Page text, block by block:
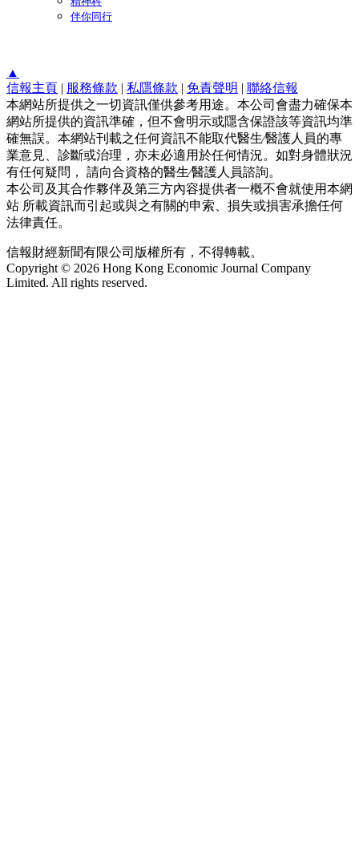
伴你同行
▲
信報主頁 | 服務條款 | 私隱條款 | 免責聲明 | 聯絡信報
本網站所提供之一切資訊僅供參考用途。本公司會盡力確保本
網站所提供的資訊準確，但不會明示或隱含保證該等資訊均準
確無誤。本網站刊載之任何資訊不能取代醫生∕醫護人員的專
業意見、診斷或治理，亦未必適用於任何情況。如對身體狀況
有任何疑問， 請向合資格的醫生∕醫護人員諮詢。
本公司及其合作夥伴及第三方內容提供者一概不會就使用本網
站 所載資訊而引起或與之有關的申索、損失或損害承擔任何
法律責任。
信報財經新聞有限公司版權所有，不得轉載。
Copyright © 2026 Hong Kong Economic Journal Company
Limited. All rights reserved.